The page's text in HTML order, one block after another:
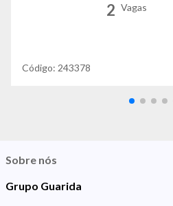
2 Vagas
Código: 243378
Sobre nós
Grupo Guarida